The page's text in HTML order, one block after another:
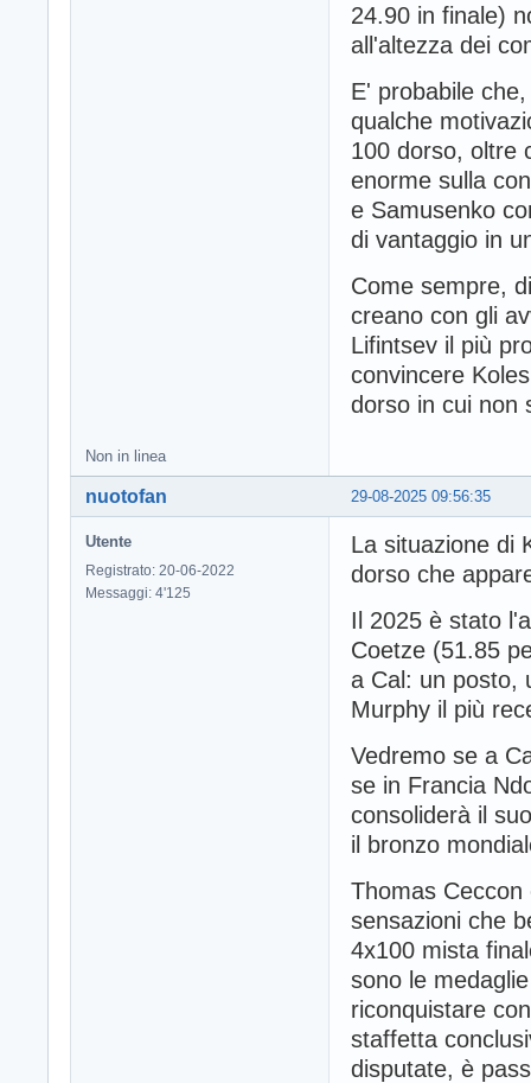
24.90 in finale)
all'altezza dei
E' probabile
qualche
100 dorso, oltre
enorme sulla
e Samusenko
di vantaggio in
Come sempre,
creano con gli
Lifintsev il più
convincere
dorso in cui non
Non in linea
29-08-2025 09:56:35
nuotofan
Utente
Registrato: 20-06-2022
Messaggi: 4'125
La situazione di
dorso che
Il 2025 è stato
Coetze (51.85
a Cal: un posto,
Murphy il più
Vedremo se a
se in Francia
consoliderà il
il bronzo
Thomas
sensazioni che
4x100 mista
sono le
riconquistare
staffetta
disputate, è